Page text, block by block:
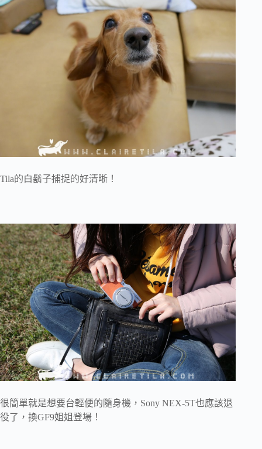
Tila的白鬍子捕捉的好清晰！
很簡單就是想要台輕便的隨身機，Sony NEX-5T也應該退
役了，換GF9姐姐登場！